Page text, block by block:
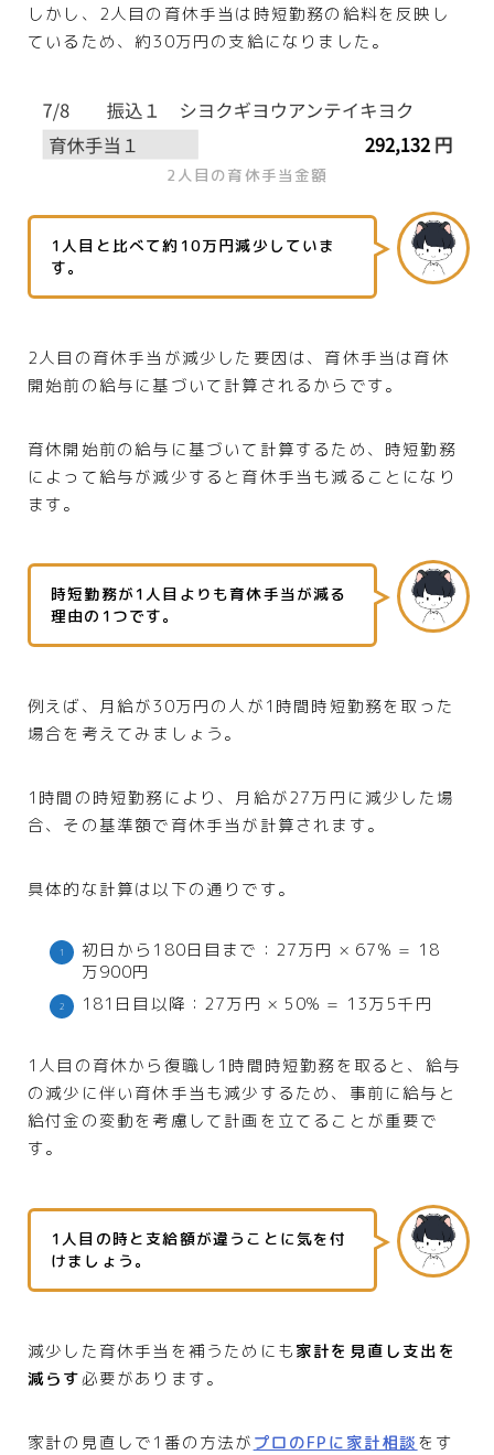
しかし、2人目の育休手当は時短勤務の給料を反映し
ているため、約30万円の支給になりました。
2人目の育休手当金額
1人目と比べて約10万円減少していま
す。
2人目の育休手当が減少した要因は、育休手当は育休
開始前の給与に基づいて計算されるからです。
育休開始前の給与に基づいて計算するため、時短勤務
によって給与が減少すると育休手当も減ることになり
ます。
時短勤務が1人目よりも育休手当が減る
理由の1つです。
例えば、月給が30万円の人が1時間時短勤務を取った
場合を考えてみましょう。
1時間の時短勤務により、月給が27万円に減少した場
合、その基準額で育休手当が計算されます。
具体的な計算は以下の通りです。
初日から180日目まで：27万円 × 67% = 18
万900円
181日目以降：27万円 × 50% = 13万5千円
1人目の育休から復職し1時間時短勤務を取ると、給与
の減少に伴い育休手当も減少するため、事前に給与と
給付金の変動を考慮して計画を立てることが重要で
す。
1人目の時と支給額が違うことに気を付
けましょう。
減少した育休手当を補うためにも家計を見直し支出を
減らす必要があります。
家計の見直しで1番の方法がプロのFPに家計相談をす